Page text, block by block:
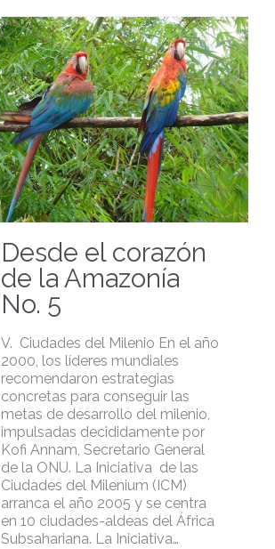
Desde el corazón
de la Amazonía
No. 5
V. Ciudades del Milenio En el año
2000, los líderes mundiales
recomendaron estrategias
concretas para conseguir las
metas de desarrollo del milenio,
impulsadas decididamente por
Kofi Annam, Secretario General
de la ONU. La Iniciativa de las
Ciudades del Milenium (ICM)
arranca el año 2005 y se centra
en 10 ciudades-aldeas del África
Subsahariana. La Iniciativa…